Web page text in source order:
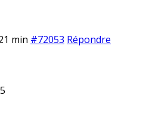
min #72053 Répondre